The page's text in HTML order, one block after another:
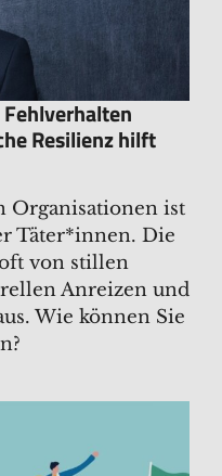
Resilienz hilft
Organisationen ist
Täter*innen. Die
von stillen
Anreizen und
Wie können Sie